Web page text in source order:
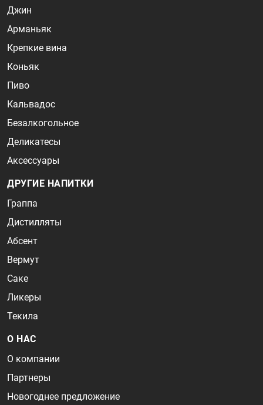
Джин
Арманьяк
Крепкие вина
Коньяк
Пиво
Кальвадос
Безалкогольное
Деликатесы
Аксессуары
ДРУГИЕ НАПИТКИ
Граппа
Дистилляты
Абсент
Вермут
Саке
Ликеры
Текила
О НАС
О компании
Партнеры
Новогоднее предложение